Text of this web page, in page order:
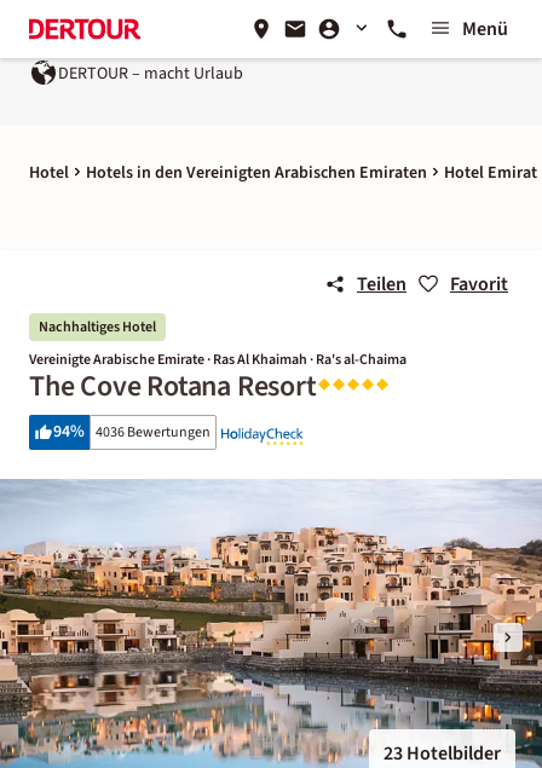
Menü
DERTOUR – macht Urlaub
Hotel Hotels in den Vereinigten Arabischen Emiraten Hotel Emirat
Teilen Favorit
Nachhaltiges Hotel
Vereinigte Arabische Emirate · Ras Al Khaimah · Ra's al-Chaima
The Cove Rotana Resort
94% 4036 Bewertungen
23 Hotelbilder